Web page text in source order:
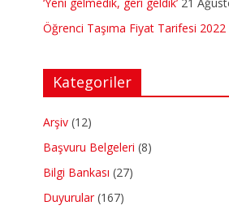
Öğrenci Taşıma Fiyat Tarifesi 2022
Kategoriler
Arşiv (12)
Başvuru Belgeleri (8)
Bilgi Bankası (27)
Duyurular(167)